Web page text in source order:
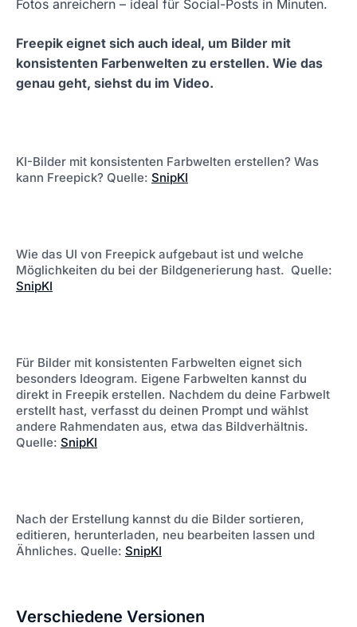
Fotos anreichern – ideal für Social-Posts in Minuten.
Freepik eignet sich auch ideal, um Bilder mit
konsistenten Farbenwelten zu erstellen. Wie das
genau geht, siehst du im Video.
KI-Bilder mit konsistenten Farbwelten erstellen? Was
kann Freepick? Quelle: SnipKI
Wie das UI von Freepick aufgebaut ist und welche
Möglichkeiten du bei der Bildgenerierung hast. Quelle:
SnipKI
Für Bilder mit konsistenten Farbwelten eignet sich
besonders Ideogram. Eigene Farbwelten kannst du
direkt in Freepik erstellen. Nachdem du deine Farbwelt
erstellt hast, verfasst du deinen Prompt und wählst
andere Rahmendaten aus, etwa das Bildverhältnis.
Quelle: SnipKI
Nach der Erstellung kannst du die Bilder sortieren,
editieren, herunterladen, neu bearbeiten lassen und
Ähnliches. Quelle: SnipKI
Verschiedene Versionen